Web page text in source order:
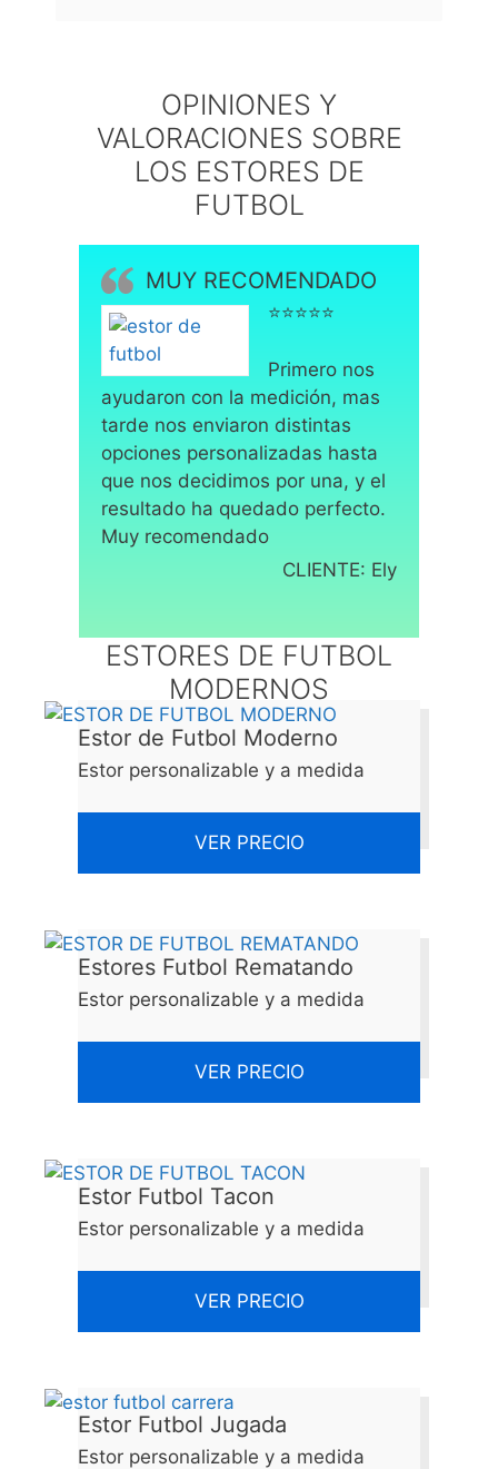
OPINIONES Y
VALORACIONES SOBRE
LOS ESTORES DE
FUTBOL
MUY RECOMENDADO
⭐⭐⭐⭐⭐
Primero nos
ayudaron con la medición, mas
tarde nos enviaron distintas
opciones personalizadas hasta
que nos decidimos por una, y el
resultado ha quedado perfecto.
Muy recomendado
CLIENTE: Ely
ESTORES DE FUTBOL
MODERNOS
Estor de Futbol Moderno
Estor personalizable y a medida
VER PRECIO
Estores Futbol Rematando
Estor personalizable y a medida
VER PRECIO
Estor Futbol Tacon
Estor personalizable y a medida
VER PRECIO
Estor Futbol Jugada
Estor personalizable y a medida